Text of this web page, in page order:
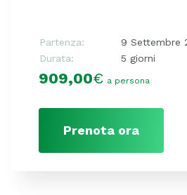
Partenza:
9 Settembre
Durata:
5 giorni
909,00€ a persona
Prenota ora